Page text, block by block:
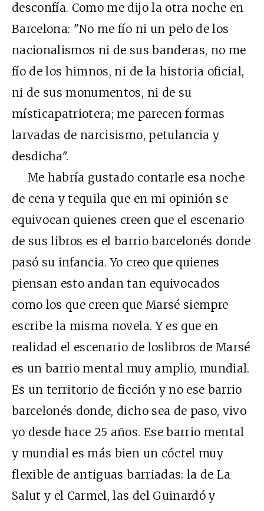
desconfía. Como me dijo la otra noche en
Barcelona: "No me fío ni un pelo de los
nacionalismos ni de sus banderas, no me
fío de los himnos, ni de la historia oficial,
ni de sus monumentos, ni de su
místicapatriotera; me parecen formas
larvadas de narcisismo, petulancia y
desdicha".
Me habría gustado contarle esa noche
de cena y tequila que en mi opinión se
equivocan quienes creen que el escenario
de sus libros es el barrio barcelonés donde
pasó su infancia. Yo creo que quienes
piensan esto andan tan equivocados
como los que creen que Marsé siempre
escribe la misma novela. Y es que en
realidad el escenario de loslibros de Marsé
es un barrio mental muy amplio, mundial.
Es un territorio de ficción y no ese barrio
barcelonés donde, dicho sea de paso, vivo
yo desde hace 25 años. Ese barrio mental
y mundial es más bien un cóctel muy
flexible de antiguas barriadas: la de La
Salut y el Carmel, las del Guinardó y